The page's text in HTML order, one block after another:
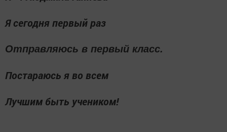
Я сегодня первый раз
Отправляюсь в первый класс.
Постараюсь я во всем
Лучшим быть учеником!